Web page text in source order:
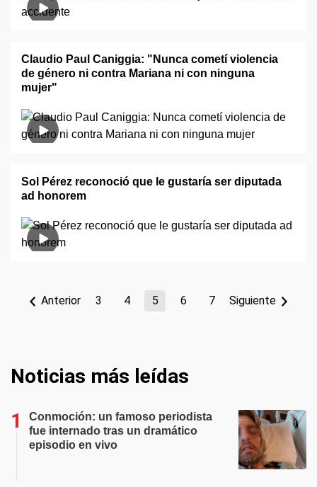
Claudio Paul Caniggia: "Nunca cometí violencia
de género ni contra Mariana ni con ninguna
mujer"
Sol Pérez reconoció que le gustaría ser diputada
ad honorem
Anterior 3 4 5 6 7 Siguiente
Noticias más leídas
Conmoción: un famoso periodista
fue internado tras un dramático
episodio en vivo